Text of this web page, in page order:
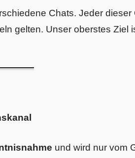
Chats. Jeder dieser
gelten. Unser oberstes Ziel
und wird nur vom